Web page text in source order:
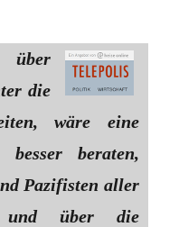
die
wäre eine
besser beraten,
Pazifisten aller
und über die